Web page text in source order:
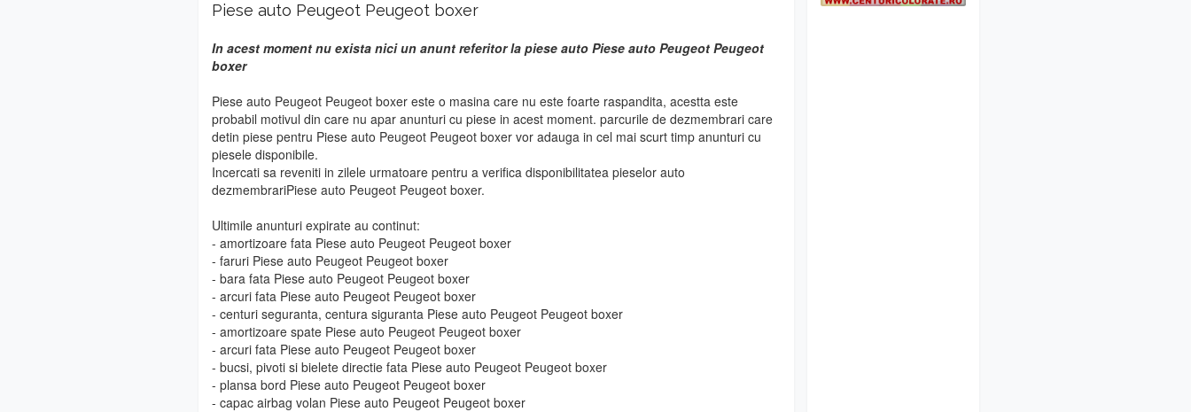
Piese auto Peugeot Peugeot boxer
In acest moment nu exista nici un anunt referitor la piese auto Piese auto Peugeot Peugeot
boxer
Piese auto Peugeot Peugeot boxer este o masina care nu este foarte raspandita, acestta este
probabil motivul din care nu apar anunturi cu piese in acest moment. parcurile de dezmembrari care
detin piese pentru Piese auto Peugeot Peugeot boxer vor adauga in cel mai scurt timp anunturi cu
piesele disponibile.
Incercati sa reveniti in zilele urmatoare pentru a verifica disponibilitatea pieselor auto
dezmembrariPiese auto Peugeot Peugeot boxer.
Ultimile anunturi expirate au continut:
- amortizoare fata Piese auto Peugeot Peugeot boxer
- faruri Piese auto Peugeot Peugeot boxer
- bara fata Piese auto Peugeot Peugeot boxer
- arcuri fata Piese auto Peugeot Peugeot boxer
- centuri seguranta, centura siguranta Piese auto Peugeot Peugeot boxer
- amortizoare spate Piese auto Peugeot Peugeot boxer
- arcuri fata Piese auto Peugeot Peugeot boxer
- bucsi, pivoti si bielete directie fata Piese auto Peugeot Peugeot boxer
- plansa bord Piese auto Peugeot Peugeot boxer
- capac airbag volan Piese auto Peugeot Peugeot boxer